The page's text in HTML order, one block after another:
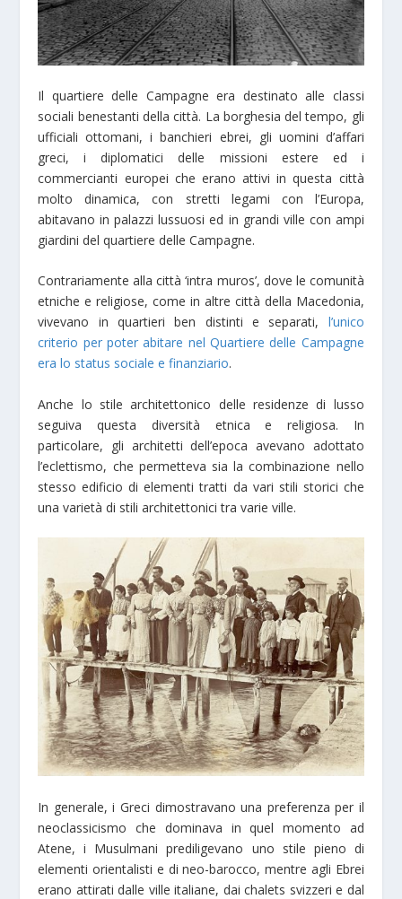
Il quartiere delle Campagne era destinato alle classi
sociali benestanti della città. La borghesia del tempo, gli
ufficiali ottomani, i banchieri ebrei, gli uomini d’affari
greci, i diplomatici delle missioni estere ed i
commercianti europei che erano attivi in questa città
molto dinamica, con stretti legami con l’Europa,
abitavano in palazzi lussuosi ed in grandi ville con ampi
giardini del quartiere delle Campagne.
Contrariamente alla città ‘intra muros’, dove le comunità
etniche e religiose, come in altre città della Macedonia,
vivevano in quartieri ben distinti e separati, l’unico
criterio per poter abitare nel Quartiere delle Campagne
era lo status sociale e finanziario.
Anche lo stile architettonico delle residenze di lusso
seguiva questa diversità etnica e religiosa. In
particolare, gli architetti dell’epoca avevano adottato
l’eclettismo, che permetteva sia la combinazione nello
stesso edificio di elementi tratti da vari stili storici che
una varietà di stili architettonici tra varie ville.
In generale, i Greci dimostravano una preferenza per il
neoclassicismo che dominava in quel momento ad
Atene, i Musulmani prediligevano uno stile pieno di
elementi orientalisti e di neo-barocco, mentre agli Ebrei
erano attirati dalle ville italiane, dai chalets svizzeri e dal